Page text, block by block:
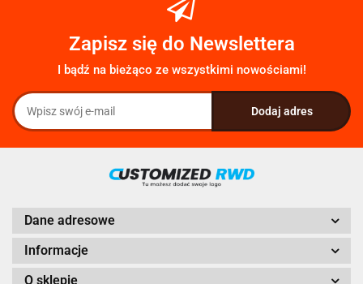
Zapisz się do Newslettera
I bądź na bieżąco ze wszystkimi nowościami!
Dane adresowe
Informacje
O sklepie